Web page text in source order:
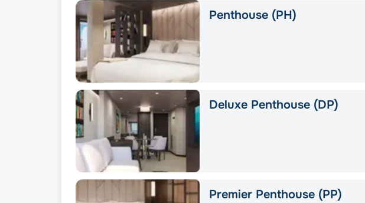
Penthouse (PH)
Deluxe Penthouse (DP)
Premier Penthouse (PP)